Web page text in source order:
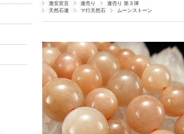
激安宣言
連売り
連売り 第３弾
天然石連
マ行天然石 ムーンストーン